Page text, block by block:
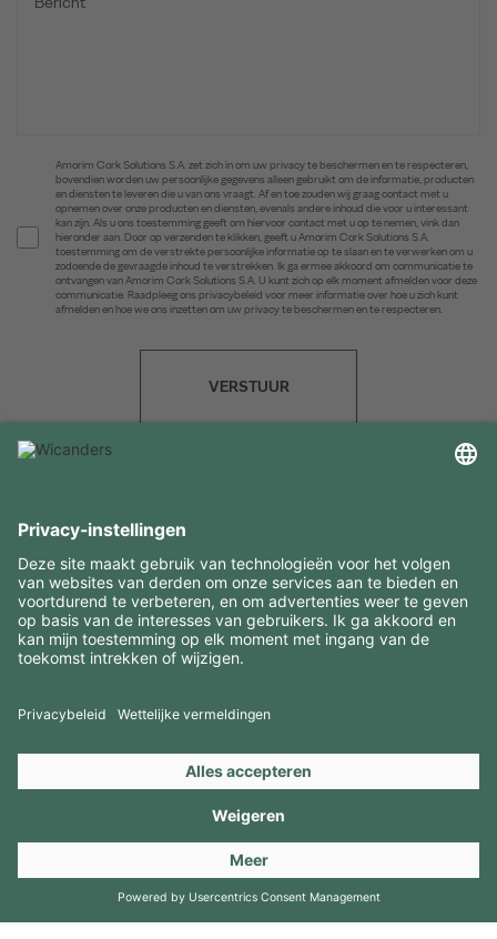
Amorim Cork Solutions S.A. zet zich in om uw privacy te beschermen en te respecteren,
bovendien worden uw persoonlijke gegevens alleen gebruikt om de informatie, producten
en diensten te leveren die u van ons vraagt. Af en toe zouden wij graag contact met u
opnemen over onze producten en diensten, evenals andere inhoud die voor u interessant
kan zijn. Als u ons toestemming geeft om hiervoor contact met u op te nemen, vink dan
hieronder aan. Door op verzenden te klikken, geeft u Amorim Cork Solutions S.A.
toestemming om de verstrekte persoonlijke informatie op te slaan en te verwerken om u
zodoende de gevraagde inhoud te verstrekken. Ik ga ermee akkoord om communicatie te
ontvangen van Amorim Cork Solutions S.A. U kunt zich op elk moment afmelden voor deze
communicatie. Raadpleeg ons privacybeleid voor meer informatie over hoe u zich kunt
afmelden en hoe we ons inzetten om uw privacy te beschermen en te respecteren.
VERSTUUR
INTERESSANTE INFORMATIE
MIDDELEN
CONTACTEN
Copyright 2026 © Amorim Cork Solutions. All rights reserved.
byWebcomum